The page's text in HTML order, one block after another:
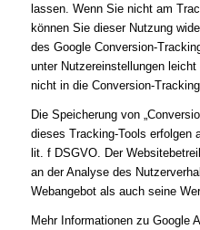
lassen. Wenn Sie nicht am
können Sie dieser Nutzung
des Google Conversion-
unter Nutzereinstellungen
nicht in die Conversion-
Die Speicherung von
dieses Tracking-Tools erfolgen
lit. f DSGVO. Der
an der Analyse des
Webangebot als auch seine
Mehr Informationen zu Google